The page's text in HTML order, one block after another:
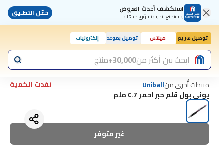
استكشف أحدث العروض
واستمتع بتجربة تسوّق مذهلة! حمّل التطبيق
توصيل سريع مينتس توصيل بموعد إلكترونيات
ابحث بين أكثر من30,000+ منتج
منتجات أُخرى منUniball
نفدت الكمية
يوني بول قلم حبر احمر 0.7 ملم
غير متوفر